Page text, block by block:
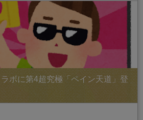
ボに第4超究極「ペイン天道」登